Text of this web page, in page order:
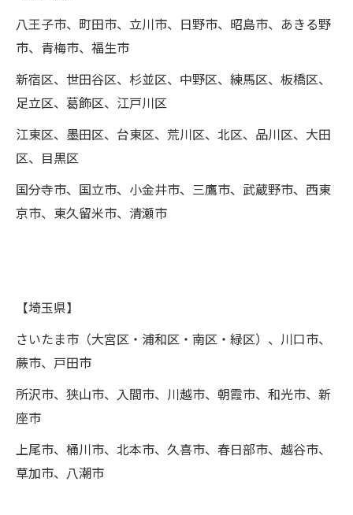
八王子市、町田市、立川市、日野市、昭島市、あきる野
市、青梅市、福生市
新宿区、世田谷区、杉並区、中野区、練馬区、板橋区、
足立区、葛飾区、江戸川区
江東区、墨田区、台東区、荒川区、北区、品川区、大田
区、目黒区
国分寺市、国立市、小金井市、三鷹市、武蔵野市、西東
京市、東久留米市、清瀬市
【埼玉県】
さいたま市（大宮区・浦和区・南区・緑区）、川口市、
蕨市、戸田市
所沢市、狭山市、入間市、川越市、朝霞市、和光市、新
座市
上尾市、桶川市、北本市、久喜市、春日部市、越谷市、
草加市、八潮市